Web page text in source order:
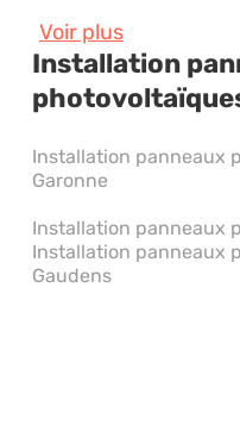
Voir plus
Installation
Installation panneaux
Garonne
Installation panneaux
Installation panneaux
Gaudens